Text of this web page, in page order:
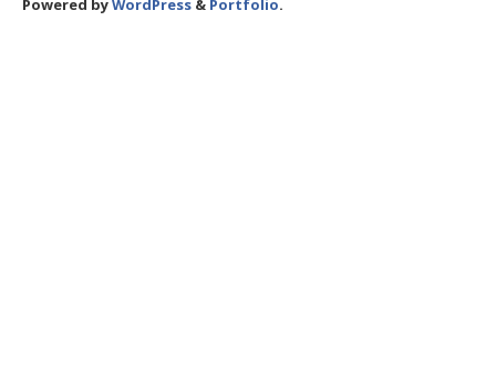
Powered byWordPress & Portfolio.